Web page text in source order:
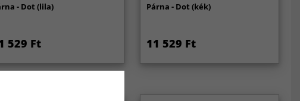
- Dot (lila)
529 Ft
Párna - Dot (kék)
11 529 Ft